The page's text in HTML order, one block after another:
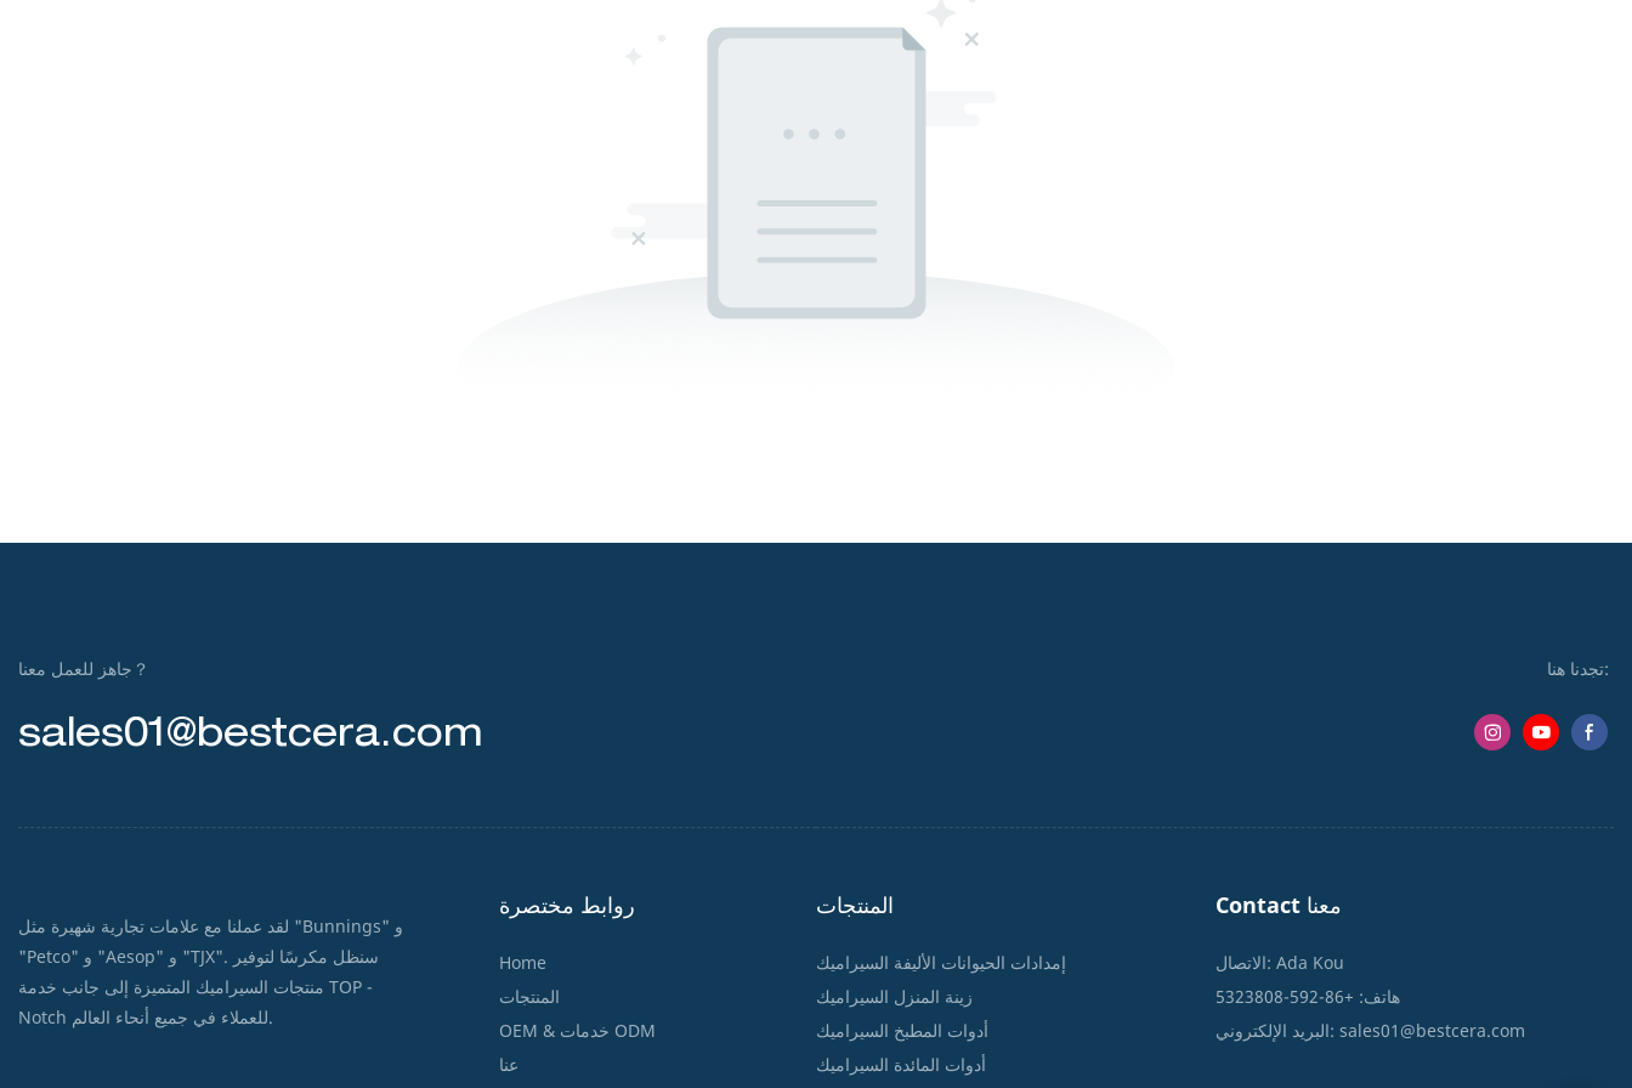
جاهز للعمل معنا？
sales01@bestcera.com
تجدنا هنا:
لقد عملنا مع علامات تجارية شهيرة مثل "Bunnings" و
"Petco" و "Aesop" و "TJX". سنظل مكرسًا لتوفير
منتجات السيراميك المتميزة إلى جانب خدمة TOP -
Notch للعملاء في جميع أنحاء العالم.
روابط مختصرة
Home
المنتجات
OEM & خدمات ODM
عنا
المنتجات
إمدادات الحيوانات الأليفة السيراميك
زينة المنزل السيراميك
أدوات المطبخ السيراميك
أدوات المائدة السيراميك
Contact معنا
الاتصال: Ada Kou
هاتف: +86-592-5323808
البريد الإلكتروني: sales01@bestcera.com